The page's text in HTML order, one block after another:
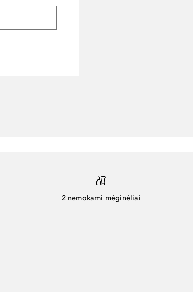
2 nemokami mėginėliai